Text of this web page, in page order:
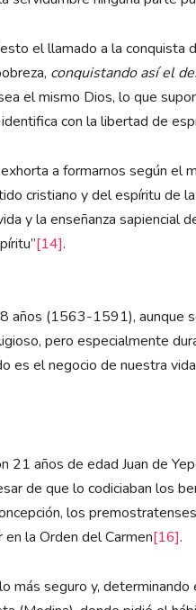
el llamado a la conquista
conquistando así el
el mismo Dios, lo que
con la libertad de
a formarnos según el
cristiano y del espíritu de
y la enseñanza sapiencial
[14].
años (1563-1591),
pero especialmente
es el negocio de nuestra
años de edad Juan de
de que lo codiciaban los
los
la Orden del Carmen[16].
más seguro y,